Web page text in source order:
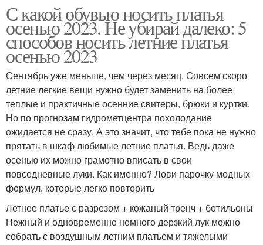
С какой обувью носить платья
осенью 2023. Не убирай далеко: 5
способов носить летние платья
осенью 2023
Сентябрь уже меньше, чем через месяц. Совсем скоро
летние легкие вещи нужно будет заменить на более
теплые и практичные осенние свитеры, брюки и куртки.
Но по прогнозам гидрометцентра похолодание
ожидается не сразу. А это значит, что тебе пока не нужно
прятать в шкаф любимые летние платья. Ведь даже
осенью их можно грамотно вписать в свои
повседневные луки. Как именно? Лови парочку модных
формул, которые легко повторить
Летнее платье с разрезом + кожаный тренч + ботильоны
Нежный и одновременно немного дерзкий лук можно
собрать с воздушным летним платьем и тяжелыми